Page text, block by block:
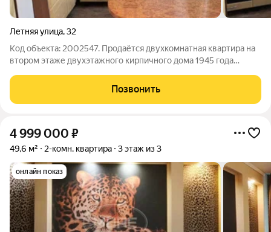
Летняя улица,32
Код объекта: 2002547. Продаётся двухкомнатная квартира на
втором этаже двухэтажного кирпичного дома 1945 года
Морозова, Автомобильная, Коммунистическая. Параметры
квартиры: Общая площадь:
Позвонить
4 999 000 ₽
49,6 м² 2-комн. квартира 3 этаж из 3
онлайн показ